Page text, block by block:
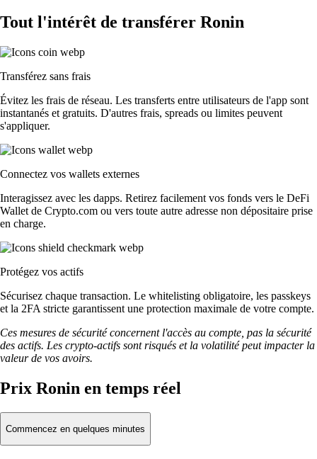
Tout l'intérêt de transférer Ronin
Transférez sans frais
Évitez les frais de réseau. Les transferts entre utilisateurs de l'app sont
instantanés et gratuits. D'autres frais, spreads ou limites peuvent
s'appliquer.
Connectez vos wallets externes
Interagissez avec les dapps. Retirez facilement vos fonds vers le DeFi
Wallet de Crypto.com ou vers toute autre adresse non dépositaire prise
en charge.
Protégez vos actifs
Sécurisez chaque transaction. Le whitelisting obligatoire, les passkeys
et la 2FA stricte garantissent une protection maximale de votre compte.
Ces mesures de sécurité concernent l'accès au compte, pas la sécurité
des actifs. Les crypto-actifs sont risqués et la volatilité peut impacter la
valeur de vos avoirs.
Prix Ronin en temps réel
Commencez en quelques minutes